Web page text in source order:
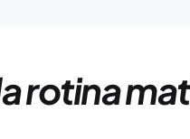
rotina